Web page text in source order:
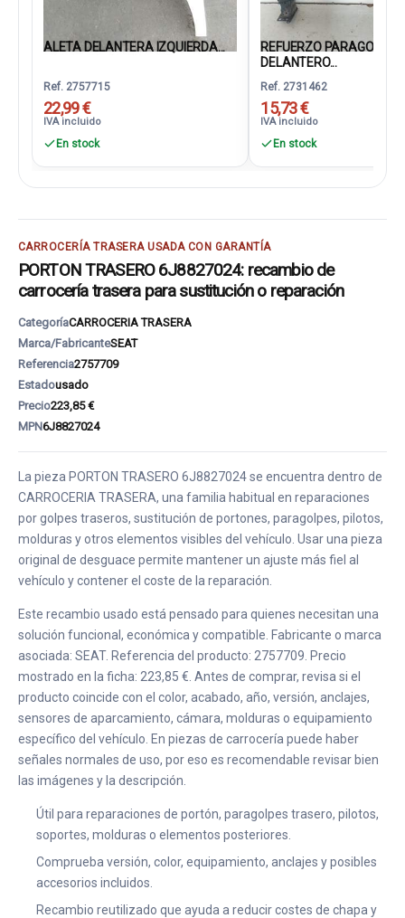
ALETA DELANTERA IZQUIERDA...
Ref. 2757715
22,99 €
IVA incluido
En stock
REFUERZO PARAGOLPES
DELANTERO...
Ref. 2731462
15,73 €
IVA incluido
En stock
CARROCERÍA TRASERA USADA CON GARANTÍA
PORTON TRASERO 6J8827024: recambio de
carrocería trasera para sustitución o reparación
CategoríaCARROCERIA TRASERA
Marca/FabricanteSEAT
Referencia2757709
Estadousado
Precio223,85 €
MPN6J8827024
La pieza PORTON TRASERO 6J8827024 se encuentra dentro de
CARROCERIA TRASERA, una familia habitual en reparaciones
por golpes traseros, sustitución de portones, paragolpes, pilotos,
molduras y otros elementos visibles del vehículo. Usar una pieza
original de desguace permite mantener un ajuste más fiel al
vehículo y contener el coste de la reparación.
Este recambio usado está pensado para quienes necesitan una
solución funcional, económica y compatible. Fabricante o marca
asociada: SEAT. Referencia del producto: 2757709. Precio
mostrado en la ficha: 223,85 €. Antes de comprar, revisa si el
producto coincide con el color, acabado, año, versión, anclajes,
sensores de aparcamiento, cámara, molduras o equipamiento
específico del vehículo. En piezas de carrocería puede haber
señales normales de uso, por eso es recomendable revisar bien
las imágenes y la descripción.
Útil para reparaciones de portón, paragolpes trasero, pilotos,
soportes, molduras o elementos posteriores.
Comprueba versión, color, equipamiento, anclajes y posibles
accesorios incluidos.
Recambio reutilizado que ayuda a reducir costes de chapa y